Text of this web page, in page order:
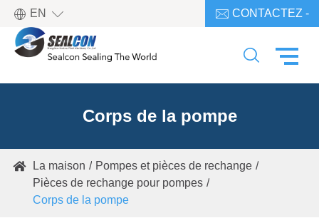
EN   CONTACTEZ -

Corps de la pompe
 La maison
Pompes et pièces de rechange
Pièces de rechange pour pompes
Corps de la pompe